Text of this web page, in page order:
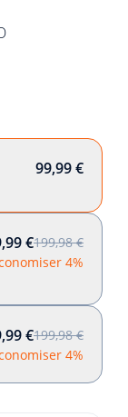
99,99 €
€199,98 €
4%
€199,98 €
4%